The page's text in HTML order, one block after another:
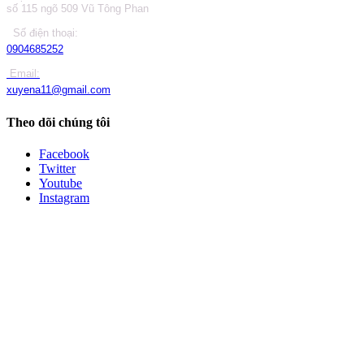
số 115 ngõ 509 Vũ Tông Phan
Số điện thoại:
0904685252
Email:
xuyena11@gmail.com
Theo dõi chúng tôi
Facebook
Twitter
Youtube
Instagram